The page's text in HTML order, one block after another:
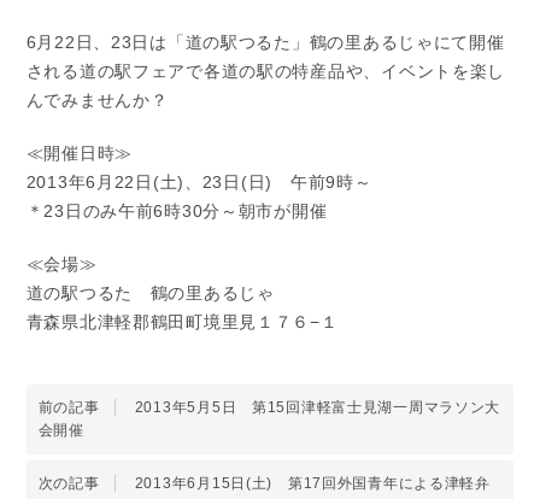
6月22日、23日は「道の駅つるた」鶴の里あるじゃにて開催
される道の駅フェアで各道の駅の特産品や、イベントを楽し
んでみませんか？
≪開催日時≫
2013年6月22日(土)、23日(日) 午前9時～
＊23日のみ午前6時30分～朝市が開催
≪会場≫
道の駅つるた 鶴の里あるじゃ
青森県北津軽郡鶴田町境里見１７６−１
前の記事
2013年5月5日 第15回津軽富士見湖一周マラソン大
会開催
次の記事
2013年6月15日(土) 第17回外国青年による津軽弁